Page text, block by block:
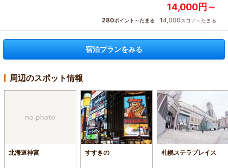
14,000円～
280ポイント～たまる 14,000スコア～たまる
宿泊プランをみる
周辺のスポット情報
北海道神宮 すすきの 札幌ステラプレイス